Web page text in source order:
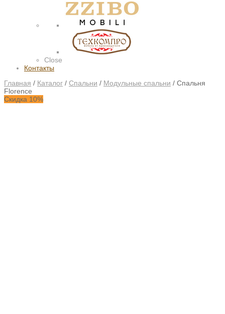
Close
Контакты
Главная / Каталог / Спальни / Модульные спальни / Спальня
Florence
Скидка 10%